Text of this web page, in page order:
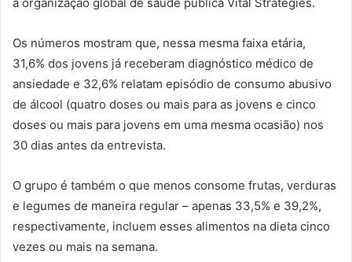
Os números mostram que, nessa mesma faixa etária,
31,6% dos jovens já receberam diagnóstico médico de
ansiedade e 32,6% relatam episódio de consumo abusivo
de álcool (quatro doses ou mais para as jovens e cinco
doses ou mais para jovens em uma mesma ocasião) nos
30 dias antes da entrevista.
O grupo é também o que menos consome frutas, verduras
e legumes de maneira regular – apenas 33,5% e 39,2%,
respectivamente, incluem esses alimentos na dieta cinco
vezes ou mais na semana.